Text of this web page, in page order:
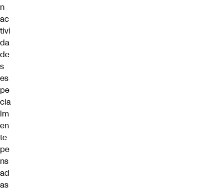
n
ac
tivi
da
de
s
es
pe
cia
lm
en
te
pe
ns
ad
as